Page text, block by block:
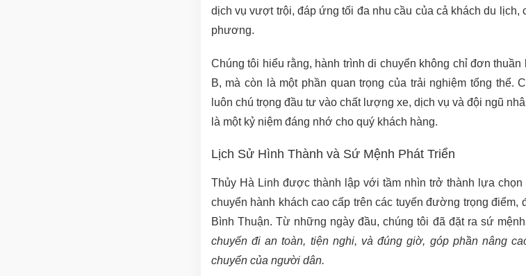
dịch vụ vượt trội, đáp ứng tối đa nhu cầu của cả khách du lịch,
phương.
Chúng tôi hiểu rằng, hành trình di chuyển không chỉ đơn
B, mà còn là một phần quan trọng của trải nghiệm tổng thể.
luôn chú trọng đầu tư vào chất lượng xe, dịch vụ và đội ngũ
là một kỷ niệm đáng nhớ cho quý khách hàng.
Lịch Sử Hình Thành và Sứ Mệnh Phát Triển
Thủy Hà Linh được thành lập với tầm nhìn trở thành lựa chọn
chuyển hành khách cao cấp trên các tuyến đường trọng điểm,
Bình Thuận. Từ những ngày đầu, chúng tôi đã đặt ra sứ
chuyến đi an toàn, tiện nghi, và đúng giờ, góp phần nâng
chuyển của người dân.